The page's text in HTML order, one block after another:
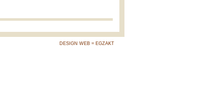
DESIGN WEB = EGZAKT